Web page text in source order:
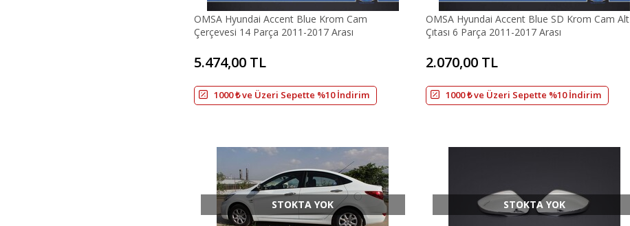
OMSA Hyundai Accent Blue Krom Cam
Çerçevesi 14 Parça 2011-2017 Arası
5.474,00 TL
1000 ₺ ve Üzeri Sepette %10 İndirim
OMSA Hyundai Accent Blue SD Krom Cam Alt
Çıtası 6 Parça 2011-2017 Arası
2.070,00 TL
1000 ₺ ve Üzeri Sepette %10 İndirim
STOKTA YOK STOKTA YOK